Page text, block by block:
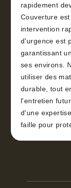
rapidement
Couverture
intervention
d'urgence est
garantissant
ses environs.
utiliser des
durable, tout
l'entretien
d'une
faille pour